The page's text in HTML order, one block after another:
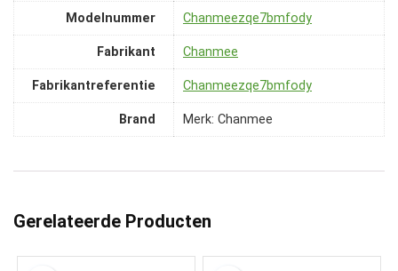
Modelnummer ‎Chanmeezqe7bmfody
Fabrikant ‎Chanmee
Fabrikantreferentie ‎Chanmeezqe7bmfody
Brand Merk: Chanmee
Gerelateerde Producten